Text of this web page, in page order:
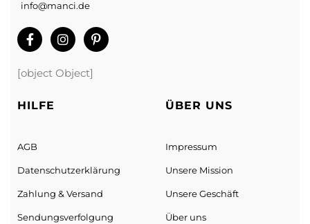
info@manci.de
[object Object]
HILFE
AGB
Datenschutz­erklärung
Zahlung & Versand
Sendungs­verfolgung
ÜBER UNS
Impressum
Unsere Mission
Unsere Geschäft
Über uns